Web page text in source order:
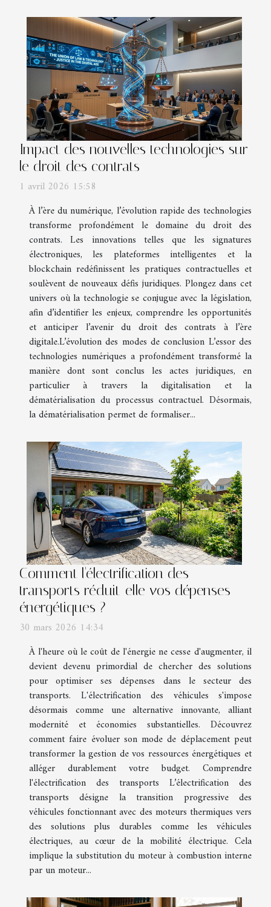
Impact des nouvelles technologies sur
le droit des contrats
1 avril 2026 15:58
À l’ère du numérique, l’évolution rapide des technologies
transforme profondément le domaine du droit des
contrats. Les innovations telles que les signatures
électroniques, les plateformes intelligentes et la
blockchain redéfinissent les pratiques contractuelles et
soulèvent de nouveaux défis juridiques. Plongez dans cet
univers où la technologie se conjugue avec la législation,
afin d’identifier les enjeux, comprendre les opportunités
et anticiper l’avenir du droit des contrats à l’ère
digitale.L’évolution des modes de conclusion L’essor des
technologies numériques a profondément transformé la
manière dont sont conclus les actes juridiques, en
particulier à travers la digitalisation et la
dématérialisation du processus contractuel. Désormais,
la dématérialisation permet de formaliser...
Comment l'électrification des
transports réduit-elle vos dépenses
énergétiques ?
30 mars 2026 14:34
À l'heure où le coût de l'énergie ne cesse d'augmenter, il
devient devenu primordial de chercher des solutions
pour optimiser ses dépenses dans le secteur des
transports. L'électrification des véhicules s'impose
désormais comme une alternative innovante, alliant
modernité et économies substantielles. Découvrez
comment faire évoluer son mode de déplacement peut
transformer la gestion de vos ressources énergétiques et
alléger durablement votre budget. Comprendre
l'électrification des transports L’électrification des
transports désigne la transition progressive des
véhicules fonctionnant avec des moteurs thermiques vers
des solutions plus durables comme les véhicules
électriques, au cœur de la mobilité électrique. Cela
implique la substitution du moteur à combustion interne
par un moteur...